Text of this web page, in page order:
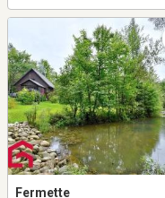
Fermette